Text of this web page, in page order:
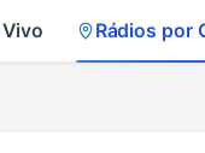
Rádios por